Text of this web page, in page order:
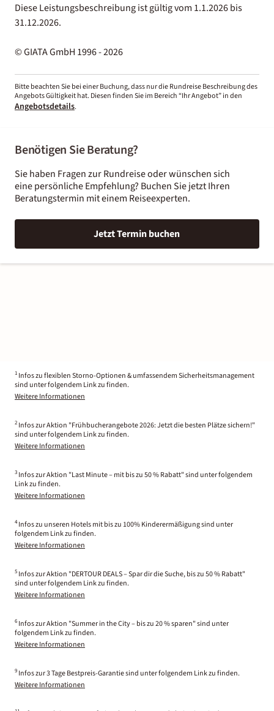
Diese Leistungsbeschreibung ist gültig vom 1.1.2026 bis
31.12.2026.
© GIATA GmbH 1996 - 2026
Bitte beachten Sie bei einer Buchung, dass nur die Rundreise Beschreibung des
Angebots Gültigkeit hat. Diesen finden Sie im Bereich “Ihr Angebot” in den
Angebotsdetails.
Benötigen Sie Beratung?
Sie haben Fragen zur Rundreise oder wünschen sich
eine persönliche Empfehlung? Buchen Sie jetzt Ihren
Beratungstermin mit einem Reiseexperten.
Jetzt Termin buchen
1 Infos zu flexiblen Storno-Optionen & umfassendem Sicherheitsmanagement
sind unter folgendem Link zu finden.
Weitere Informationen
2 Infos zur Aktion "Frühbucherangebote 2026: Jetzt die besten Plätze sichern!"
sind unter folgendem Link zu finden.
Weitere Informationen
3 Infos zur Aktion "Last Minute – mit bis zu 50 % Rabatt" sind unter folgendem
Link zu finden.
Weitere Informationen
4 Infos zu unseren Hotels mit bis zu 100% Kinderermäßigung sind unter
folgendem Link zu finden.
Weitere Informationen
5 Infos zur Aktion "DERTOUR DEALS – Spar dir die Suche, bis zu 50 % Rabatt"
sind unter folgendem Link zu finden.
Weitere Informationen
6 Infos zur Aktion "Summer in the City – bis zu 20 % sparen" sind unter
folgendem Link zu finden.
Weitere Informationen
9 Infos zur 3 Tage Bestpreis-Garantie sind unter folgendem Link zu finden.
Weitere Informationen